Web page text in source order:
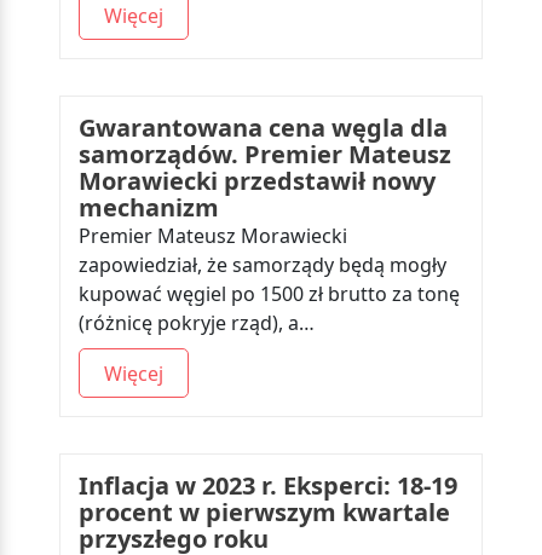
Więcej
Gwarantowana cena węgla dla
samorządów. Premier Mateusz
Morawiecki przedstawił nowy
mechanizm
Premier Mateusz Morawiecki
zapowiedział, że samorządy będą mogły
kupować węgiel po 1500 zł brutto za tonę
(różnicę pokryje rząd), a…
Więcej
Inflacja w 2023 r. Eksperci: 18-19
procent w pierwszym kwartale
przyszłego roku